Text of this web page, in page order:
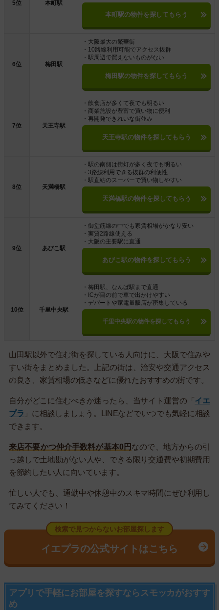
5位 本町駅
本町駅の物件を探してもらう
6位 梅田駅
・大阪最大の繁華街
・10路線利用可能でアクセス抜群
・駅周辺で買えないものがない
梅田駅の物件を探してもらう
7位 天王寺駅
・飲食店が多くて夜でも明るい
・商業施設が豊富で買い物に便利
・再開発できれいな街並み
天王寺駅の物件を探してもらう
8位 天満橋駅
・駅の南側は街灯が多く夜でも明るい
・3路線利用できる抜群の利便性
・駅直結のスーパーで買い物しやすい
天満橋駅の物件を探してもらう
9位 あびこ駅
・御堂筋線の中でも家賃相場がかなり安い
・実質2路線使える
・大阪の主要駅に直通
あびこ駅の物件を探してもらう
10位 千里中央駅
・梅田駅、なんば駅まで直通
・ICが目の前で車で出かけやすい
・デパートや家電量販店が密集している
千里中央駅の物件を探してもらう
山田駅以外で住む街を探している人向けに、大阪で住みや
すい街をまとめました。上記の街は、治安や交通アクセス
の良さ、家賃相場の低さなどに優れたおすすめの街です。
自分がどこに住むべきか迷ったら、当サイト運営の「 イエ
プラ 」に相談しましょう。LINEなどでいつでも気軽に相談
できます。
来店不要かつ仲介手数料が基本0円 なので、地方からの引
っ越しで土地勘がない人や、できる限り交通費や初期費用
を節約したい人に向いています。
忙しい人でも、通勤中や休憩中のスキマ時間にぜひ利用し
てみてください！
検索で見つからないお部屋探します
イエプラの公式サイトはこちら
アプリで手軽にお部屋を探すならスモッカがおすす
め